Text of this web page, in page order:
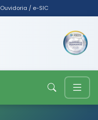
Ouvidoria / e-SIC